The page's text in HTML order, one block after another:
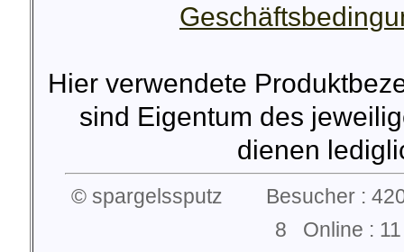
Hier verwendete
sind Eigentum des
dienen
© spargelssputz Besucher :
8 Online :